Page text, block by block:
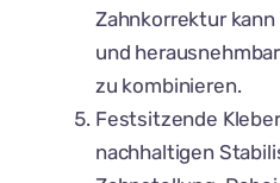
Zahnkorrektur
und
zu kombinieren.
Festsitzende
nachhaltigen